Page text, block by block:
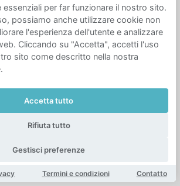
per far funzionare il nostro sito.
possiamo anche utilizzare cookie non
l'esperienza dell'utente e analizzare
Cliccando su "Accetta", accetti l'uso
sito come descritto nella nostra
Accetta tutto
Rifiuta tutto
Gestisci preferenze
Termini e condizioni Contatto